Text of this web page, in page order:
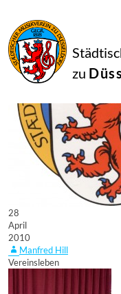
zu
28
April
2010
Manfred Hill
Vereinsleben